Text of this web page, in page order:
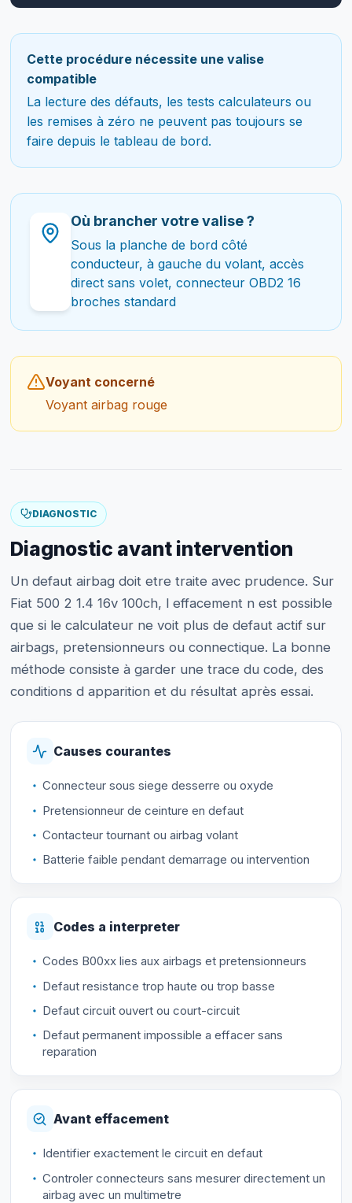
Cette procédure nécessite une valise
compatible
La lecture des défauts, les tests calculateurs ou
les remises à zéro ne peuvent pas toujours se
faire depuis le tableau de bord.
Où brancher votre valise ?
Sous la planche de bord côté
conducteur, à gauche du volant, accès
direct sans volet, connecteur OBD2 16
broches standard
Voyant concerné
Voyant airbag rouge
DIAGNOSTIC
Diagnostic avant intervention
Un defaut airbag doit etre traite avec prudence. Sur
Fiat 500 2 1.4 16v 100ch, l effacement n est possible
que si le calculateur ne voit plus de defaut actif sur
airbags, pretensionneurs ou connectique. La bonne
méthode consiste à garder une trace du code, des
conditions d apparition et du résultat après essai.
Causes courantes
Connecteur sous siege desserre ou oxyde
Pretensionneur de ceinture en defaut
Contacteur tournant ou airbag volant
Batterie faible pendant demarrage ou intervention
Codes a interpreter
Codes B00xx lies aux airbags et pretensionneurs
Defaut resistance trop haute ou trop basse
Defaut circuit ouvert ou court-circuit
Defaut permanent impossible a effacer sans
reparation
Avant effacement
Identifier exactement le circuit en defaut
Controler connecteurs sans mesurer directement un
airbag avec un multimetre